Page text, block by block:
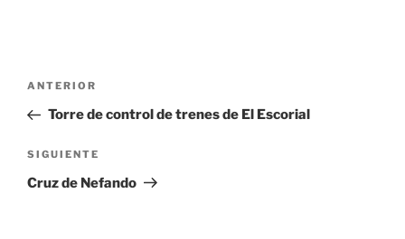
Navegación
entradas
Entrada
anterior:
ANTERIOR
Torre de control de trenes de El Escorial
Siguiente
entrada
SIGUIENTE
Cruz de Nefando